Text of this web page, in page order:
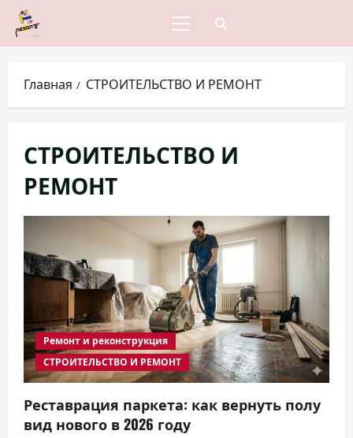
Перейти
содержимому
Основное
меню
Главная СТРОИТЕЛЬСТВО И РЕМОНТ
СТРОИТЕЛЬСТВО И
РЕМОНТ
Ремонт и реконструкция
СТРОИТЕЛЬСТВО И РЕМОНТ
Реставрация паркета: как вернуть полу
вид нового в 2026 году